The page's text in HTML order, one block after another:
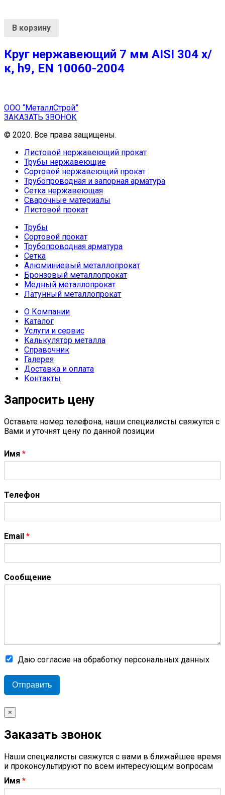
В корзину
Круг нержавеющий 7 мм AISI 304 х/
к, h9, EN 10060-2004
ООО “МеталлСтрой”
ЗАКАЗАТЬ ЗВОНОК
© 2020. Все права защищены.
Листовой нержавеющий прокат
Трубы нержавеющие
Сортовой нержавеющий прокат
Трубопроводная и запорная арматура
Сетка нержавеющая
Сварочные материалы
Листовой прокат
Трубы
Сортовой прокат
Трубопроводная арматура
Сетка
Алюминиевый металлопрокат
Бронзовый металлопрокат
Медный металлопрокат
Латунный металлопрокат
О Компании
Каталог
Услуги и сервис
Калькулятор металла
Справочник
Галерея
Доставка и оплата
Контакты
Запросить цену
Оставьте номер телефона, наши специалисты свяжутся с
Вами и уточнят цену по данной позиции
Имя *
Телефон
Email *
Сообщение
Даю согласие на обработку персональных данных
Отправить
×
Заказать звонок
Наши специалисты свяжутся с вами в ближайшее время
и проконсультируют по всем интересующим вопросам
Имя *